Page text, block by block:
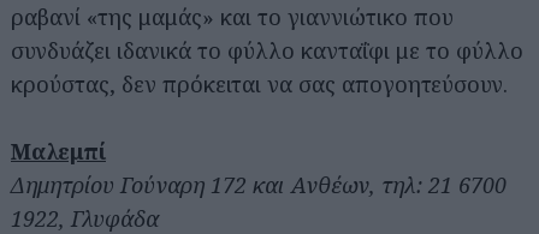
ραβανί «της μαμάς» και το γιαννιώτικο που
συνδυάζει ιδανικά το φύλλο κανταΐφι με το φύλλο
κρούστας, δεν πρόκειται να σας απογοητεύσουν.
Μαλεμπί
Δημητρίου Γούναρη 172 και Ανθέων, τηλ: 21 6700
1922, Γλυφάδα